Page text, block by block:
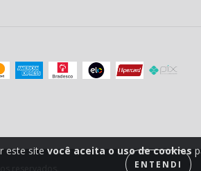
este site você aceita o uso de cookies
ENTENDI
reservados.